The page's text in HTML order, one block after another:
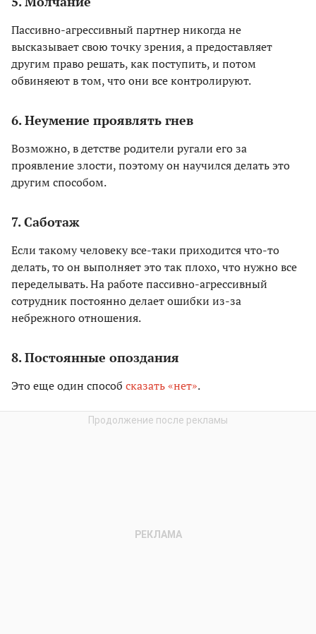
Пассивно-агрессивный партнер никогда не
высказывает свою точку зрения, а предоставляет
другим право решать, как поступить, и потом
обвиняеют в том, что они все контролируют.
6. Неумение проявлять гнев
Возможно, в детстве родители ругали его за
проявление злости, поэтому он научился делать это
другим способом.
7. Саботаж
Если такому человеку все-таки приходится что-то
делать, то он выполняет это так плохо, что нужно все
переделывать. На работе пассивно-агрессивный
сотрудник постоянно делает ошибки из-за
небрежного отношения.
8. Постоянные опоздания
Это еще один способ сказать «нет».